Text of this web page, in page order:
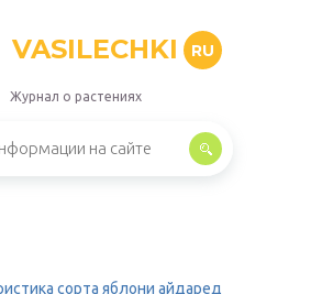
VASILECHKI RU
Журнал о растениях
сорта яблони айдаред